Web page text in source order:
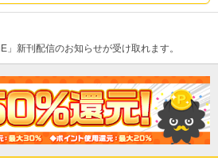
」新刊配信のお知らせが受け取れます。